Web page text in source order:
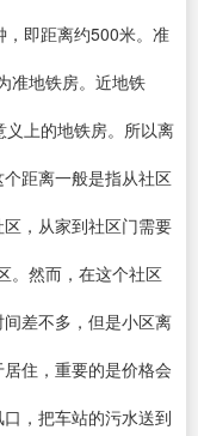
，即距离约500米。准
准地铁房。近地铁
上的地铁房。所以离
距离一般是指从社区
，从家到社区门需要
。然而，在这个社区
差不多，但是小区离
住，重要的是价格会
，把车站的污水送到